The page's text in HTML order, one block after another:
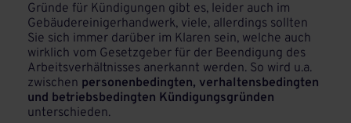
Gründe für Kündigungen gibt es, leider auch im
Gebäudereinigerhandwerk, viele, allerdings sollten
Sie sich immer darüber im Klaren sein, welche auch
wirklich vom Gesetzgeber für der Beendigung des
Arbeitsverhältnisses anerkannt werden. So wird u.a.
zwischen personenbedingten, verhaltensbedingten
und betriebsbedingten Kündigungsgründen
unterschieden.